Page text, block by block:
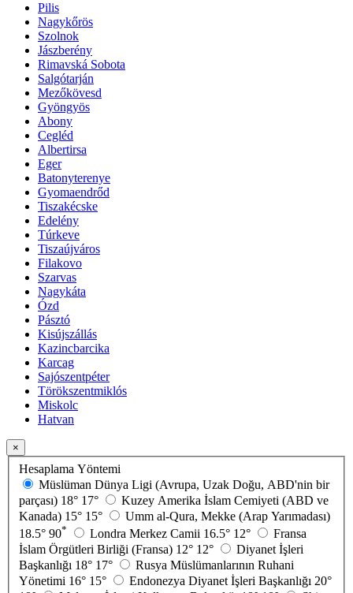
Pilis
Nagykőrös
Szolnok
Jászberény
Rimavská Sobota
Salgótarján
Mezőkövesd
Gyöngyös
Abony
Cegléd
Albertirsa
Eger
Batonyterenye
Gyomaendrőd
Tiszakécske
Edelény
Túrkeve
Tiszaújváros
Filakovo
Szarvas
Nagykáta
Ózd
Pásztó
Kisújszállás
Kazincbarcika
Karcag
Sajószentpéter
Törökszentmiklós
Miskolc
Hatvan
×
Hesaplama Yöntemi
Müslüman Dünya Ligi (Avrupa, Uzak Doğu, ABD'nin bir
parçası) 18° 17°
Kuzey Amerika İslam Cemiyeti (ABD ve
Kanada) 15° 15°
Umm al-Qura, Mekke (Arap Yarımadası)
18.5° 90* Londra Merkez Camii 16.5° 12°
Fransa
İslam Örgütleri Birliği (Fransa) 12° 12°
Diyanet İşleri
Başkanlığı 18° 17°
Rusya Müslümanlarının Ruhani
Yönetimi 16° 15° Endonezya Diyanet İşleri Başkanlığı 20°